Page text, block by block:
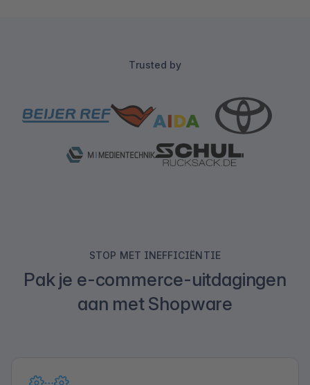
Trusted by
STOP MET INEFFICIËNTIE
Pak je e-commerce-uitdagingen
aan met Shopware